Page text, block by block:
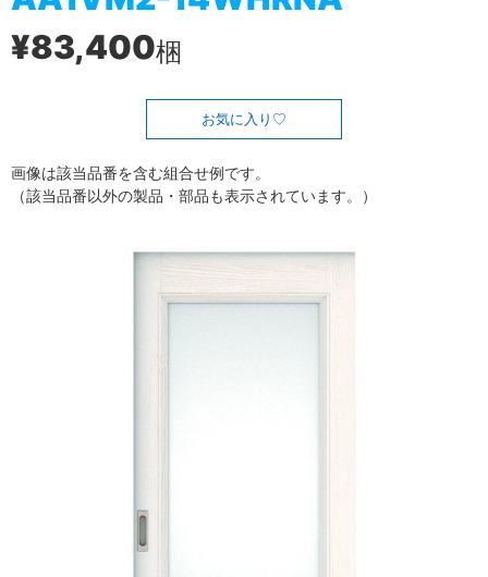
¥83,400梱
お気に入り
画像は該当品番を含む組合せ例です。
（該当品番以外の製品・部品も表示されています。）